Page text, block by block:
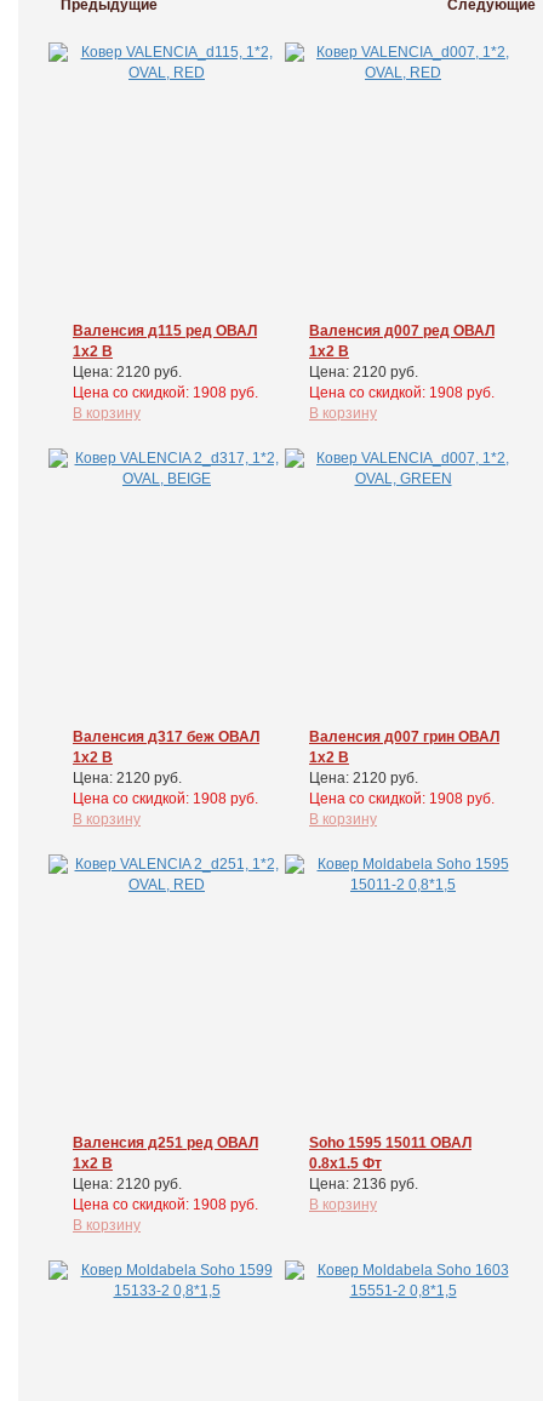
Валенсия д115 ред ОВАЛ
1x2 В
Цена: 2120 руб.
Цена cо скидкой: 1908 руб.
В корзину
Валенсия д007 ред ОВАЛ
1x2 В
Цена: 2120 руб.
Цена cо скидкой: 1908 руб.
В корзину
Валенсия д317 беж ОВАЛ
1x2 В
Цена: 2120 руб.
Цена cо скидкой: 1908 руб.
В корзину
Валенсия д007 грин ОВАЛ
1x2 В
Цена: 2120 руб.
Цена cо скидкой: 1908 руб.
В корзину
Валенсия д251 ред ОВАЛ
1x2 В
Цена: 2120 руб.
Цена cо скидкой: 1908 руб.
В корзину
Soho 1595 15011 ОВАЛ
0.8x1.5 Фт
Цена: 2136 руб.
В корзину